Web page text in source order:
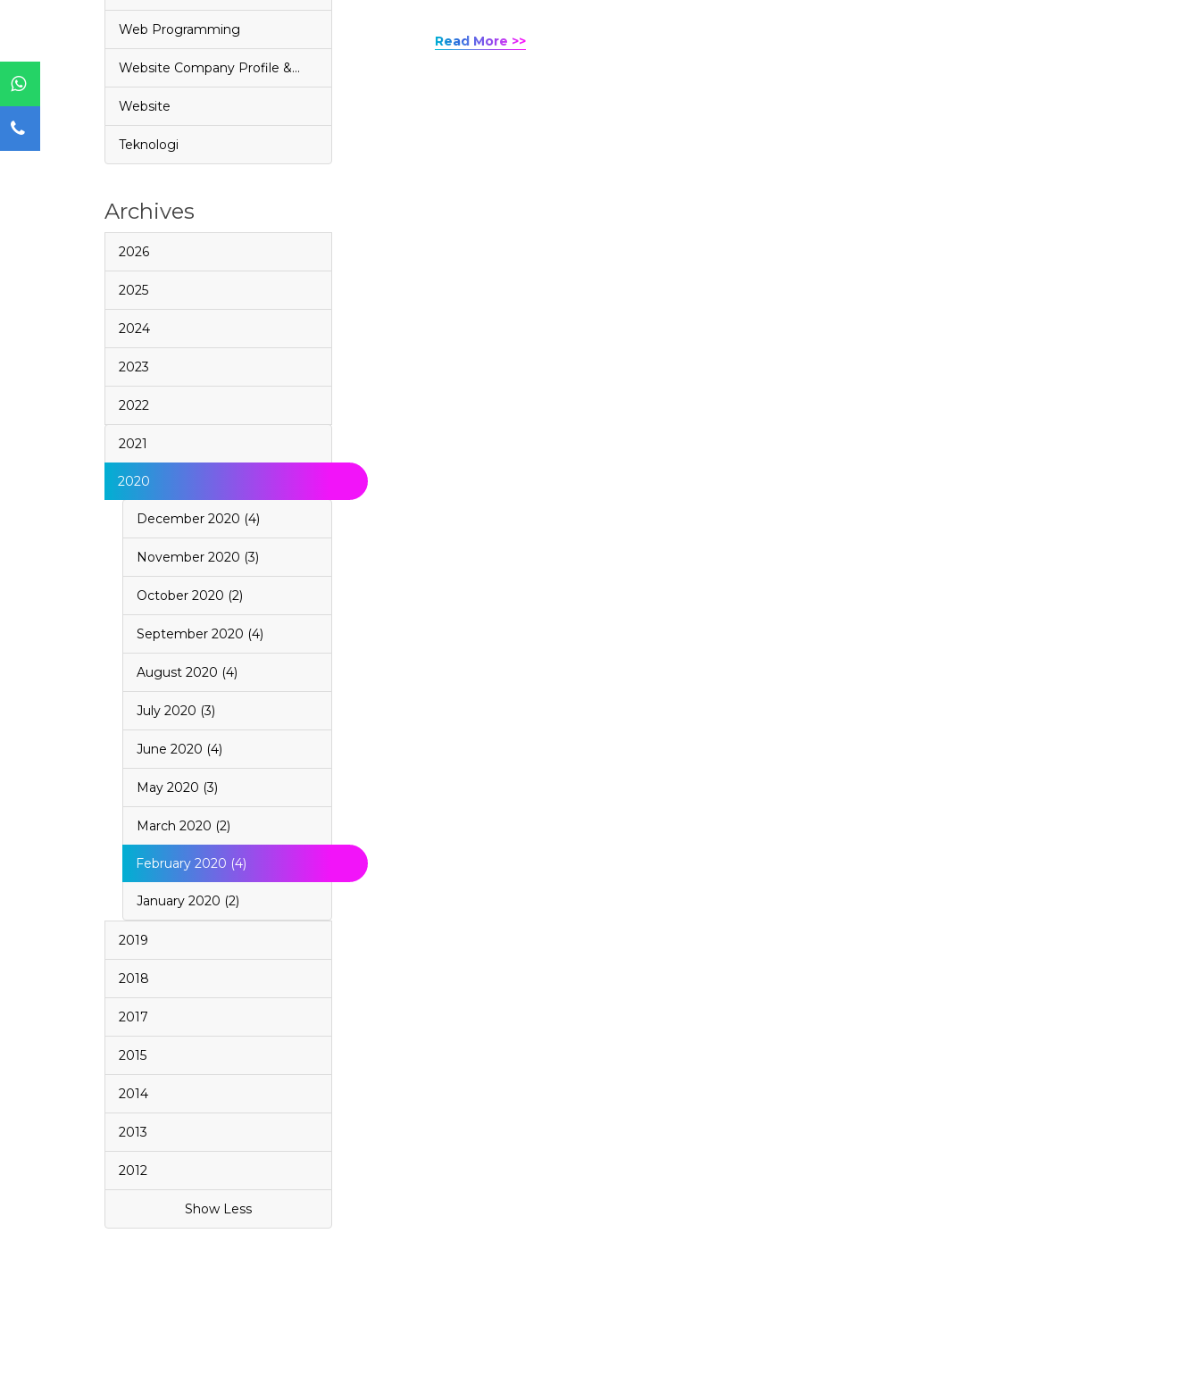
Web Programming
Website Company Profile &…
Website
Teknologi
Archives
2026
2025
2024
2023
2022
2021
2020
December 2020 (4)
November 2020 (3)
October 2020 (2)
September 2020 (4)
August 2020 (4)
July 2020 (3)
June 2020 (4)
May 2020 (3)
March 2020 (2)
February 2020 (4)
January 2020 (2)
2019
2018
2017
2015
2014
2013
2012
Show Less
Read More >>